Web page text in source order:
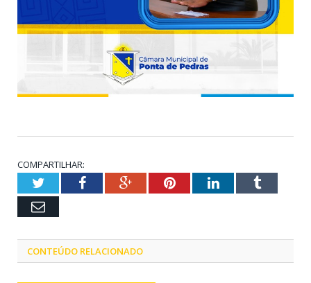
COMPARTILHAR:
TwitterFacebookGoogle+PinterestLinkedInTumblr
Email
CONTEÚDO RELACIONADO